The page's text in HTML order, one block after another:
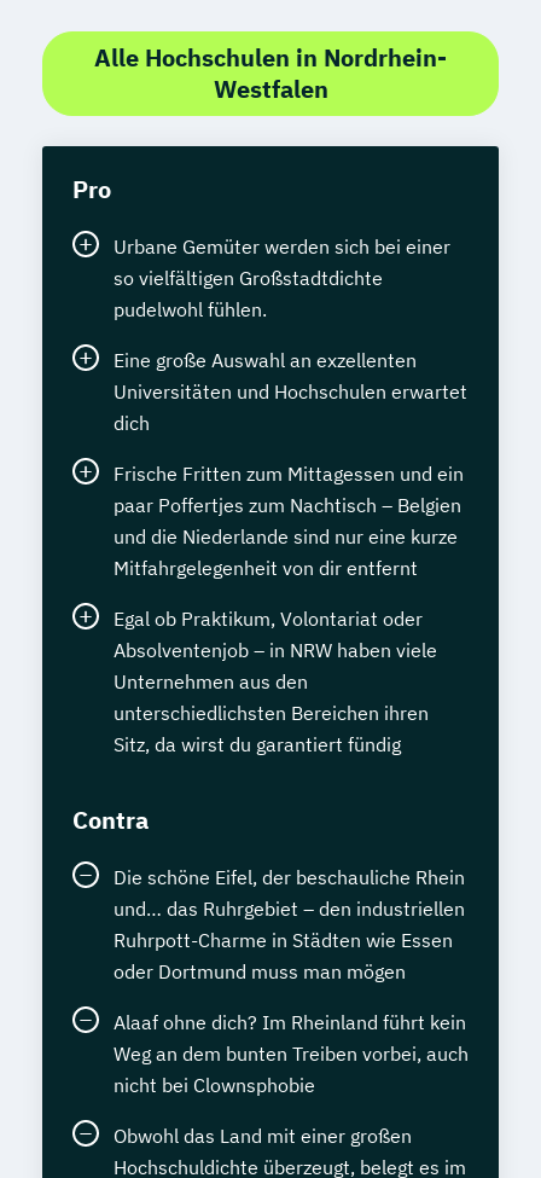
Alle Hochschulen in Nordrhein-
Westfalen
Pro
Urbane Gemüter werden sich bei einer
so vielfältigen Großstadtdichte
pudelwohl fühlen.
Eine große Auswahl an exzellenten
Universitäten und Hochschulen erwartet
dich
Frische Fritten zum Mittagessen und ein
paar Poffertjes zum Nachtisch – Belgien
und die Niederlande sind nur eine kurze
Mitfahrgelegenheit von dir entfernt
Egal ob Praktikum, Volontariat oder
Absolventenjob – in NRW haben viele
Unternehmen aus den
unterschiedlichsten Bereichen ihren
Sitz, da wirst du garantiert fündig
Contra
Die schöne Eifel, der beschauliche Rhein
und… das Ruhrgebiet – den industriellen
Ruhrpott-Charme in Städten wie Essen
oder Dortmund muss man mögen
Alaaf ohne dich? Im Rheinland führt kein
Weg an dem bunten Treiben vorbei, auch
nicht bei Clownsphobie
Obwohl das Land mit einer großen
Hochschuldichte überzeugt, belegt es im